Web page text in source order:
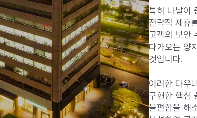
특히 나날이
전략적 제휴
고객의 보안
다가오는 양
것입니다.
이러한 다우
구현한 핵심
불편함을 해